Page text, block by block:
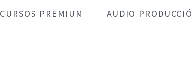
CURSOS PREMIUM AUDIO